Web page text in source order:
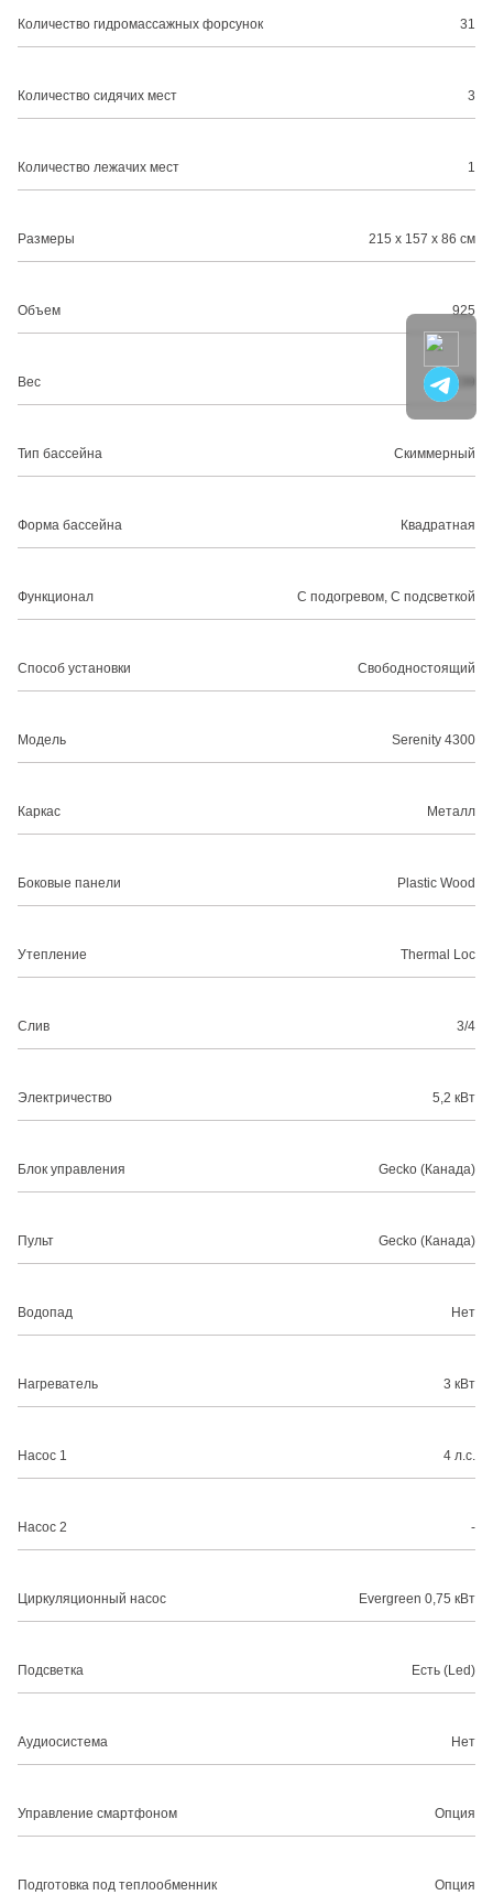
Количество гидромассажных форсунок 31
Количество сидячих мест 3
Количество лежачих мест 1
Размеры 215 х 157 х 86 см
Объем 925
Вес 239
Тип бассейна Скиммерный
Форма бассейна Квадратная
Функционал С подогревом, С подсветкой
Способ установки Свободностоящий
Модель Serenity 4300
Каркас Металл
Боковые панели Plastic Wood
Утепление Thermal Loc
Слив 3/4
Электричество 5,2 кВт
Блок управления Gecko (Канада)
Пульт Gecko (Канада)
Водопад Нет
Нагреватель 3 кВт
Насос 1 4 л.с.
Насос 2 -
Циркуляционный насос Evergreen 0,75 кВт
Подсветка Есть (Led)
Аудиосистема Нет
Управление смартфоном Опция
Подготовка под теплообменник Опция